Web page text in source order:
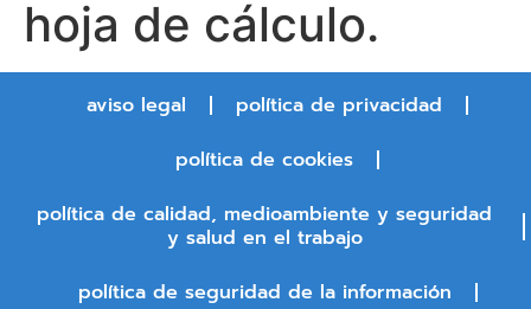
hoja de cálculo.
aviso legal
política de privacidad
política de cookies
política de calidad, medioambiente y seguridad
y salud en el trabajo
política de seguridad de la información